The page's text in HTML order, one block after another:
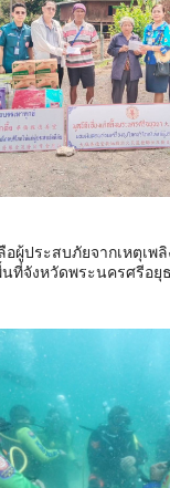
ผู้ประสบภัยจากเหตุเพ
ที่จังหวัดพระนครศรีอยุ